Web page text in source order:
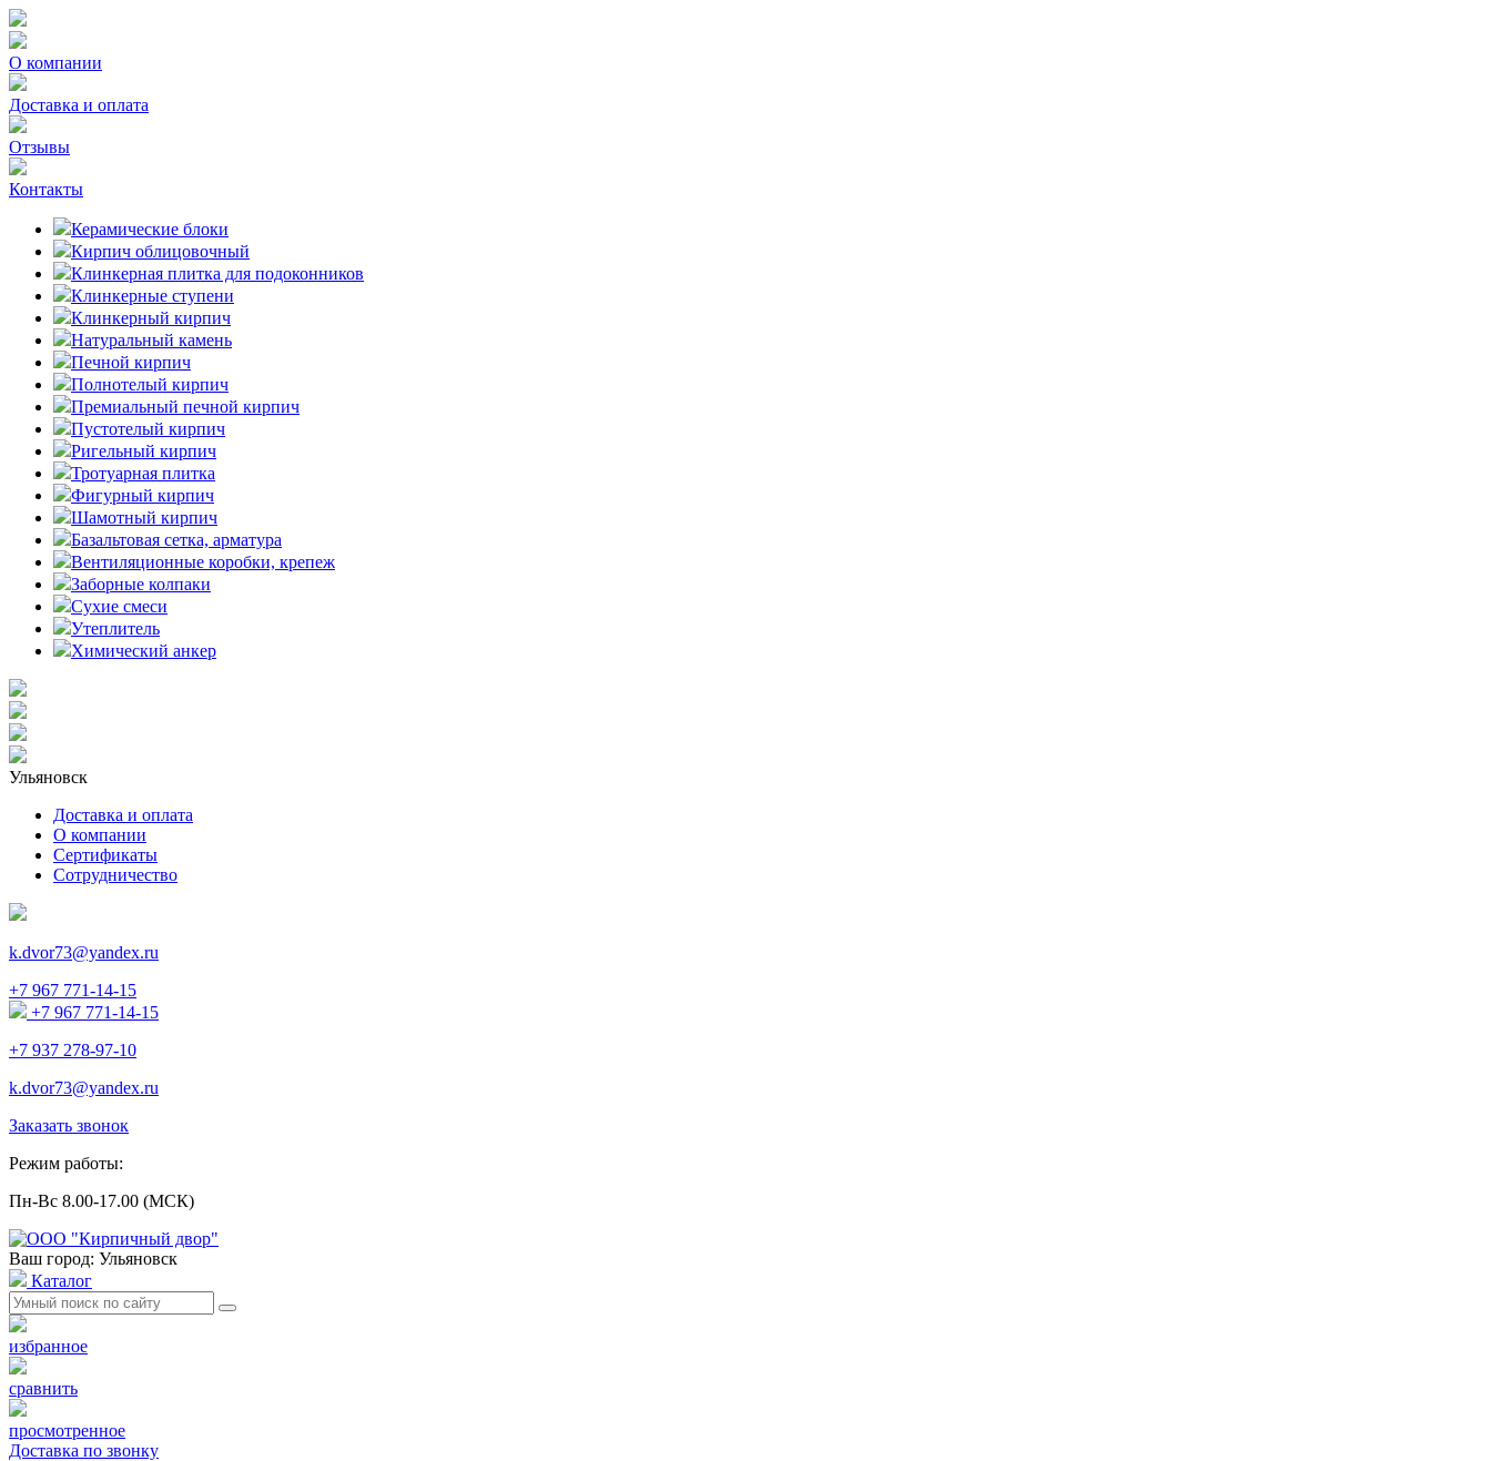
О компании
Доставка и оплата
Отзывы
Контакты
Керамические блоки
Кирпич облицовочный
Клинкерная плитка для подоконников
Клинкерные ступени
Клинкерный кирпич
Натуральный камень
Печной кирпич
Полнотелый кирпич
Премиальный печной кирпич
Пустотелый кирпич
Ригельный кирпич
Тротуарная плитка
Фигурный кирпич
Шамотный кирпич
Базальтовая сетка, арматура
Вентиляционные коробки, крепеж
Заборные колпаки
Сухие смеси
Утеплитель
Химический анкер
Ульяновск
Доставка и оплата
О компании
Сертификаты
Сотрудничество
k.dvor73@yandex.ru
+7 967 771-14-15
+7 967 771-14-15
+7 937 278-97-10
k.dvor73@yandex.ru
Заказать звонок
Режим работы:
Пн-Вс 8.00-17.00 (МСК)
Ваш город: Ульяновск
Каталог
избранное
сравнить
просмотренное
Доставка по звонку